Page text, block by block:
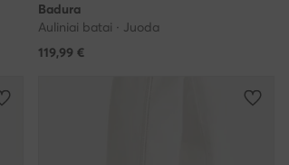
Badura
Auliniai batai · Juoda
119,99 €